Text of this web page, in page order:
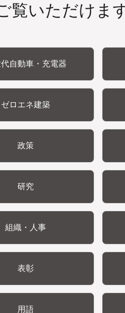
覧いただけま
自動車・充電器
ゼロエネ建築
政策
研究
組織・人事
表彰
用語